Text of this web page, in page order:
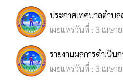
ประกาศเทศบาลตำบ
เผยแพร่วันที่ : 3 เมษา
รายงานผลการดำเนิ
เผยแพร่วันที่ : 3 เมษา